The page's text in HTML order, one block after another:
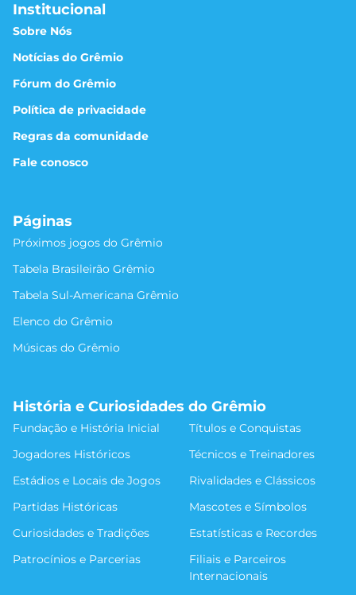
Institucional
Sobre Nós
Notícias do Grêmio
Fórum do Grêmio
Política de privacidade
Regras da comunidade
Fale conosco
Páginas
Próximos jogos do Grêmio
Tabela Brasileirão Grêmio
Tabela Sul-Americana Grêmio
Elenco do Grêmio
Músicas do Grêmio
História e Curiosidades do Grêmio
Fundação e História Inicial
Títulos e Conquistas
Jogadores Históricos
Técnicos e Treinadores
Estádios e Locais de Jogos
Rivalidades e Clássicos
Partidas Históricas
Mascotes e Símbolos
Curiosidades e Tradições
Estatísticas e Recordes
Patrocínios e Parcerias
Filiais e Parceiros
Internacionais